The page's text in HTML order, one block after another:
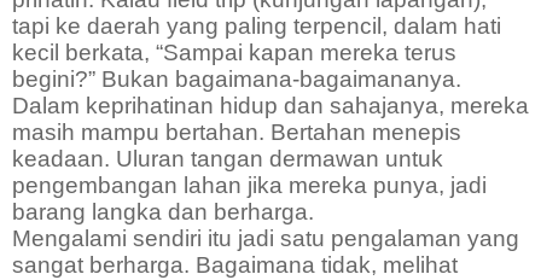
tapi ke daerah yang paling terpencil, dalam hati
kecil berkata, “Sampai kapan mereka terus
begini?” Bukan bagaimana-bagaimananya.
Dalam keprihatinan hidup dan sahajanya, mereka
masih mampu bertahan. Bertahan menepis
keadaan. Uluran tangan dermawan untuk
pengembangan lahan jika mereka punya, jadi
barang langka dan berharga.
Mengalami sendiri itu jadi satu pengalaman yang
sangat berharga. Bagaimana tidak, melihat